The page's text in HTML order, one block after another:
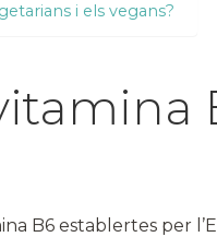
i els vegans?
B6 establertes per